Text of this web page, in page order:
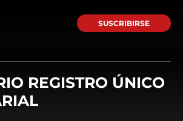
SUSCRIBIRSE
REGISTRO ÚNICO